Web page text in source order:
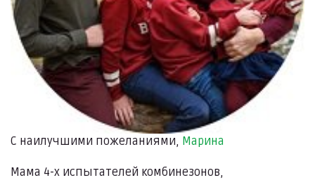
С наилучшими пожеланиями, Марина
Мама 4-х испытателей комбинезонов,